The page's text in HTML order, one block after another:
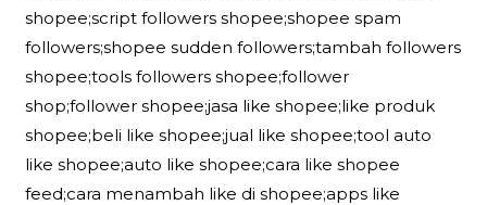
shopee;script followers shopee;shopee spam
followers;shopee sudden followers;tambah followers
shopee;tools followers shopee;follower
shop;follower shopee;jasa like shopee;like produk
shopee;beli like shopee;jual like shopee;tool auto
like shopee;auto like shopee;cara like shopee
feed;cara menambah like di shopee;apps like